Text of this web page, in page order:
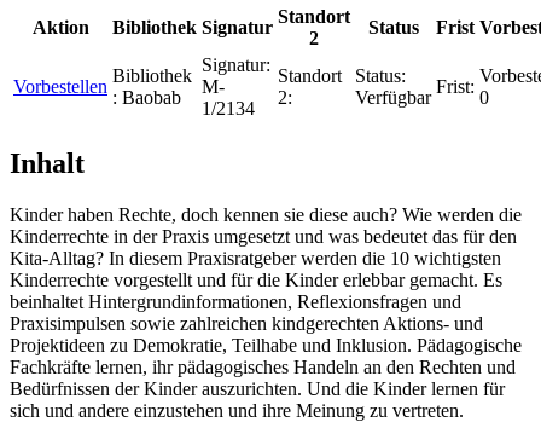
Aktion Bibliothek Signatur
Standort
2
Status Frist
Vorbestellen
Bibliothek
: Baobab
Signatur:
M-
1/2134
Standort
2:
Status:
Verfügbar
Frist:
0
Inhalt
Kinder haben Rechte, doch kennen sie diese auch? Wie werden die
Kinderrechte in der Praxis umgesetzt und was bedeutet das für den
Kita-Alltag? In diesem Praxisratgeber werden die 10 wichtigsten
Kinderrechte vorgestellt und für die Kinder erlebbar gemacht. Es
beinhaltet Hintergrundinformationen, Reflexionsfragen und
Praxisimpulsen sowie zahlreichen kindgerechten Aktions- und
Projektideen zu Demokratie, Teilhabe und Inklusion. Pädagogische
Fachkräfte lernen, ihr pädagogisches Handeln an den Rechten und
Bedürfnissen der Kinder auszurichten. Und die Kinder lernen für
sich und andere einzustehen und ihre Meinung zu vertreten.